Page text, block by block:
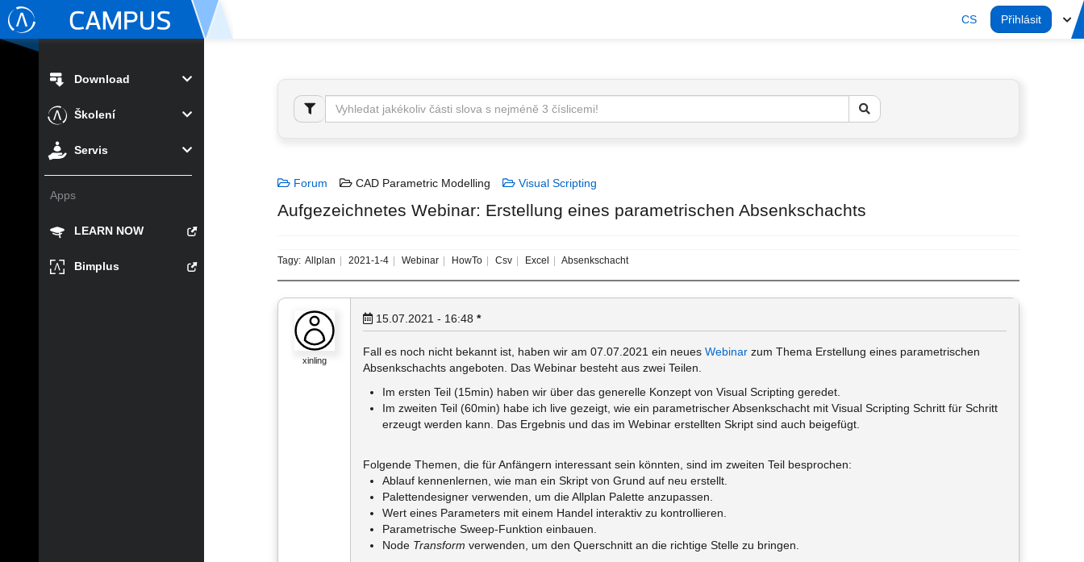
CS Přihlásit
Download
Školení
Servis
Apps
LEARN NOW
Bimplus
Forum CAD Parametric Modelling Visual Scripting
Aufgezeichnetes Webinar: Erstellung eines parametrischen Absenkschachts
Tagy: Allplan 2021-1-4 Webinar HowTo Csv Excel Absenkschacht
xinling
15.07.2021 - 16:48 *
Fall es noch nicht bekannt ist, haben wir am 07.07.2021 ein neues Webinar zum Thema Erstellung eines parametrischen
Absenkschachts angeboten. Das Webinar besteht aus zwei Teilen.
Im ersten Teil (15min) haben wir über das generelle Konzept von Visual Scripting geredet.
Im zweiten Teil (60min) habe ich live gezeigt, wie ein parametrischer Absenkschacht mit Visual Scripting Schritt für Schritt
erzeugt werden kann. Das Ergebnis und das im Webinar erstellten Skript sind auch beigefügt.
Folgende Themen, die für Anfängern interessant sein könnten, sind im zweiten Teil besprochen:
Ablauf kennenlernen, wie man ein Skript von Grund auf neu erstellt.
Palettendesigner verwenden, um die Allplan Palette anzupassen.
Wert eines Parameters mit einem Handel interaktiv zu kontrollieren.
Parametrische Sweep-Funktion einbauen.
Node Transform verwenden, um den Querschnitt an die richtige Stelle zu bringen.